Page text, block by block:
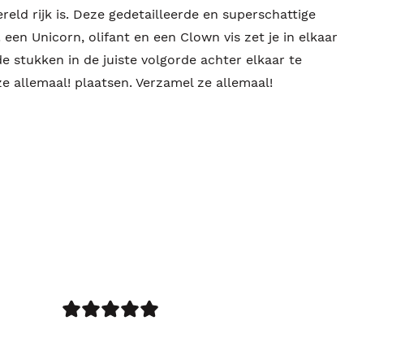
rijk is. Deze gedetailleerde en superschattige
een Unicorn, olifant en een Clown vis zet je in elkaar
stukken in de juiste volgorde achter elkaar te
allemaal! plaatsen. Verzamel ze allemaal!